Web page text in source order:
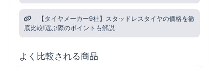
【タイヤメーカー9社】スタッドレスタイヤの価格を徹
底比較!選ぶ際のポイントも解説
よく比較される商品